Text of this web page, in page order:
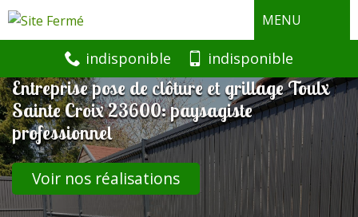
MENU
indisponible indisponible
Entreprise pose de clôture et grillage Toulx
Sainte Croix 23600: paysagiste
professionnel
Voir nos réalisations